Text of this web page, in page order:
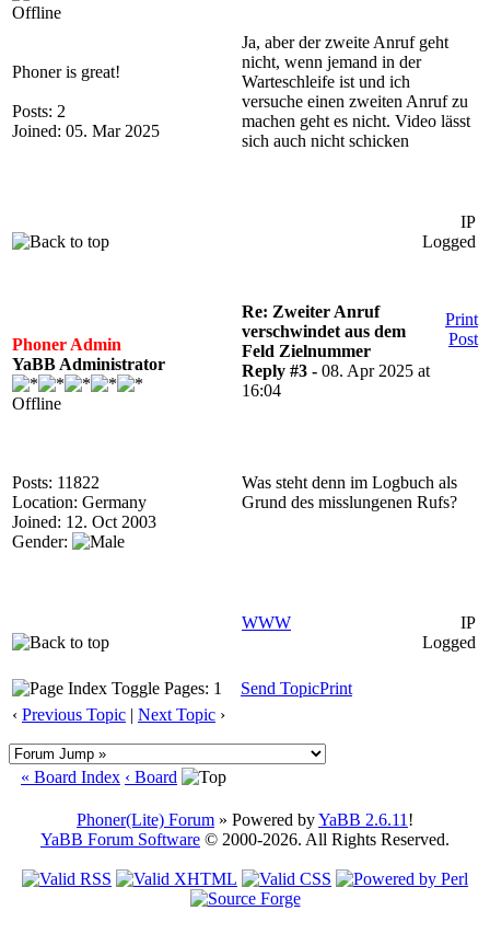
Offline
Phoner is great!
Posts: 2
Joined: 05. Mar 2025
Ja, aber der zweite Anruf geht
nicht, wenn jemand in der
Warteschleife ist und ich
versuche einen zweiten Anruf zu
machen geht es nicht. Video lässt
sich auch nicht schicken
IP
Logged
Phoner Admin
YaBB Administrator
Offline
Posts: 11822
Location: Germany
Joined: 12. Oct 2003
Gender:
Re: Zweiter Anruf
verschwindet aus dem
Feld Zielnummer
Reply #3 - 08. Apr 2025 at
16:04
Print
Post
Was steht denn im Logbuch als
Grund des misslungenen Rufs?
WWW
IP
Logged
Pages: 1 Send TopicPrint
‹ Previous Topic | Next Topic ›
« Board Index ‹ Board
Phoner(Lite) Forum » Powered byYaBB 2.6.11 !
YaBB Forum Software © 2000-2026. All Rights Reserved.